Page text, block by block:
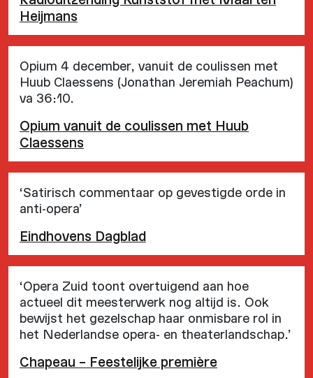
Heijmans
Opium 4 december, vanuit de coulissen met
Huub Claessens (Jonathan Jeremiah Peachum)
va 36:10.
Opium vanuit de coulissen met Huub
Claessens
‘Satirisch commentaar op gevestigde orde in
anti-opera’
Eindhovens Dagblad
‘Opera Zuid toont overtuigend aan hoe
actueel dit meesterwerk nog altijd is. Ook
bewijst het gezelschap haar onmisbare rol in
het Nederlandse opera- en theaterlandschap.’
Chapeau – Feestelijke première